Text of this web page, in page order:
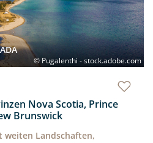
© Pugalenthi - stock.adobe.com
Nova Scotia, Prince
Brunswick
Landschaften,